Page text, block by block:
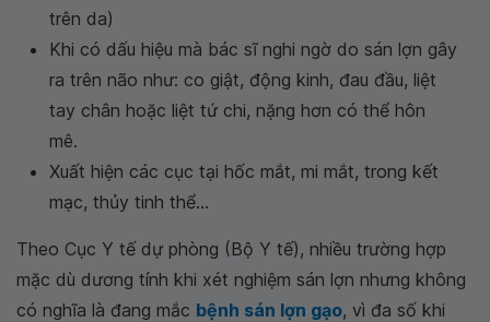
trên da)
Khi có dấu hiệu mà bác sĩ nghi ngờ do sán lợn gây
ra trên não như: co giật, động kinh, đau đầu, liệt
tay chân hoặc liệt tứ chi, nặng hơn có thể hôn
mê.
Xuất hiện các cục tại hốc mắt, mi mắt, trong kết
mạc, thủy tinh thể...
Theo Cục Y tế dự phòng (Bộ Y tế), nhiều trường hợp
mặc dù dương tính khi xét nghiệm sán lợn nhưng không
có nghĩa là đang mắc bệnh sán lợn gạo, vì đa số khi